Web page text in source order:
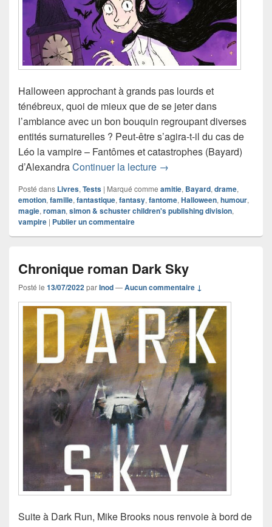
Halloween approchant à grands pas lourds et
ténébreux, quoi de mieux que de se jeter dans
l’ambiance avec un bon bouquin regroupant diverses
entités surnaturelles ? Peut-être s’agira-t-il du cas de
Léo la vampire – Fantômes et catastrophes (Bayard)
d’AlexandraContinuer la lecture Chronique roman Léo la
→
Posté dans Livres, Tests | Marqué comme amitie, Bayard, drame,
emotion, famille, fantastique, fantasy, fantome, Halloween, humour,
magie, roman, simon & schuster children's publishing division,
vampire | Publier un commentaire
Chronique roman Dark Sky
Posté le 13/07/2022parInod—Aucun commentaire ↓
Suite à Dark Run, Mike Brooks nous renvoie à bord de